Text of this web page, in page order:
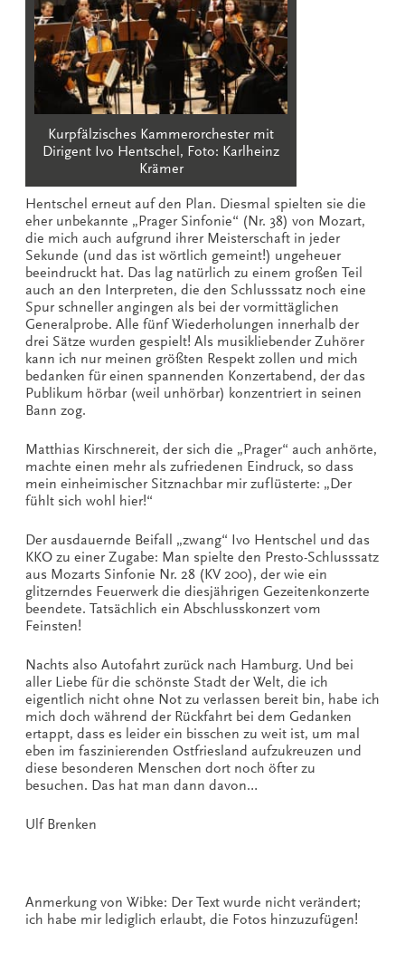
Kurpfälzisches Kammerorchester mit
Dirigent Ivo Hentschel, Foto: Karlheinz
Krämer
Hentschel erneut auf den Plan. Diesmal spielten sie die
eher unbekannte „Prager Sinfonie“ (Nr. 38) von Mozart,
die mich auch aufgrund ihrer Meisterschaft in jeder
Sekunde (und das ist wörtlich gemeint!) ungeheuer
beeindruckt hat. Das lag natürlich zu einem großen Teil
auch an den Interpreten, die den Schlusssatz noch eine
Spur schneller angingen als bei der vormittäglichen
Generalprobe. Alle fünf Wiederholungen innerhalb der
drei Sätze wurden gespielt! Als musikliebender Zuhörer
kann ich nur meinen größten Respekt zollen und mich
bedanken für einen spannenden Konzertabend, der das
Publikum hörbar (weil unhörbar) konzentriert in seinen
Bann zog.
Matthias Kirschnereit, der sich die „Prager“ auch anhörte,
machte einen mehr als zufriedenen Eindruck, so dass
mein einheimischer Sitznachbar mir zuflüsterte: „Der
fühlt sich wohl hier!“
Der ausdauernde Beifall „zwang“ Ivo Hentschel und das
KKO zu einer Zugabe: Man spielte den Presto-Schlusssatz
aus Mozarts Sinfonie Nr. 28 (KV 200), der wie ein
glitzerndes Feuerwerk die diesjährigen Gezeitenkonzerte
beendete. Tatsächlich ein Abschlusskonzert vom
Feinsten!
Nachts also Autofahrt zurück nach Hamburg. Und bei
aller Liebe für die schönste Stadt der Welt, die ich
eigentlich nicht ohne Not zu verlassen bereit bin, habe ich
mich doch während der Rückfahrt bei dem Gedanken
ertappt, dass es leider ein bisschen zu weit ist, um mal
eben im faszinierenden Ostfriesland aufzukreuzen und
diese besonderen Menschen dort noch öfter zu
besuchen. Das hat man dann davon…
Ulf Brenken
Anmerkung von Wibke: Der Text wurde nicht verändert;
ich habe mir lediglich erlaubt, die Fotos hinzuzufügen!